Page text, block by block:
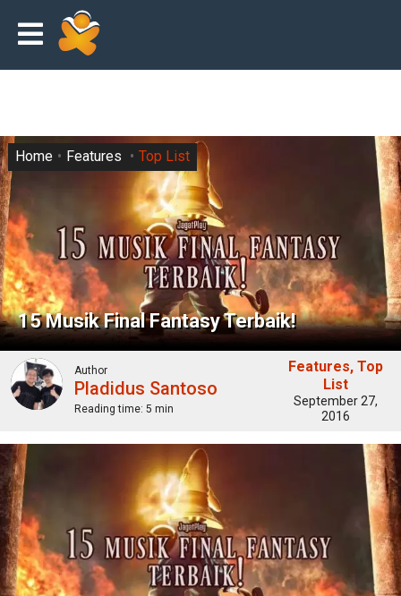
15 Musik Final Fantasy Terbaik!
Home Features Top List
Author
Pladidus Santoso
Reading time: 5 min
Features Top
List
September 27,
2016